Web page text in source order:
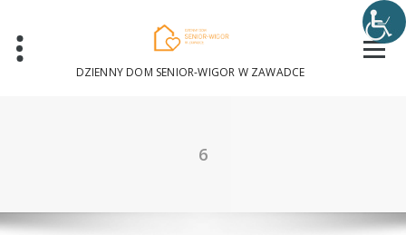
content
DZIENNY DOM SENIOR-WIGOR W ZAWADCE
6